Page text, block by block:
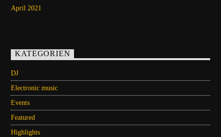
April 2021
KATEGORIEN
DJ
Electronic music
Events
Featured
Highlights